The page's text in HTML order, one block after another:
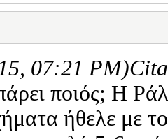
07:21 PM)
ποιός; Η
ήθελε με